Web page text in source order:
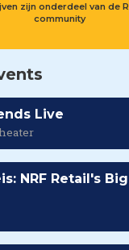
zijn onderdeel van de
community
Live
NRF Retail's